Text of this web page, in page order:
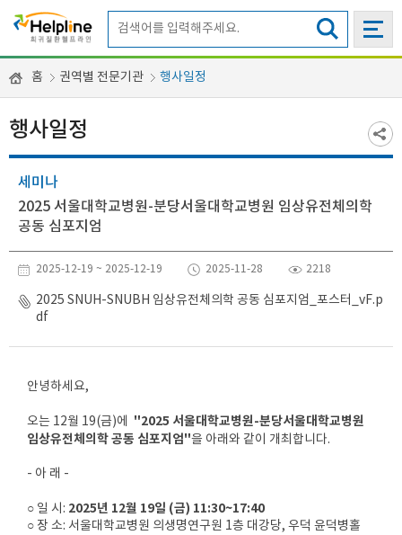
홈 권역별 전문기관 행사일정
행사일정
세미나
2025 서울대학교병원-분당서울대학교병원 임상유전체의학
공동 심포지엄
2025 SNUH-SNUBH 임상유전체의학 공동 심포지엄_포스터_vF.p
df
2025-12-19 ~ 2025-12-19 2025-11-28 2218
안녕하세요,
오는 12월 19(금)에
"2025 서울대학교병원-분당서울대학교병원
임상유전체의학 공동 심포지엄"을 아래와 같이 개최합니다.
- 아 래 -
○ 일 시: 2025년 12월 19일 (금) 11:30~17:40
○ 장 소: 서울대학교병원 의생명연구원 1층 대강당, 우덕 윤덕병홀